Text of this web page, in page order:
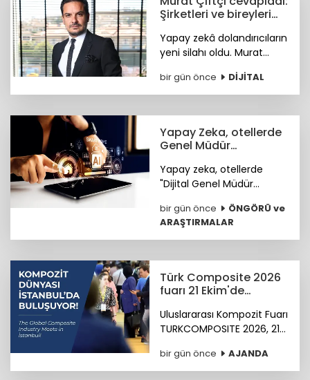
Şirketleri ve bireyleri
neler?
Yapay zekâ dolandırıcıların
yeni silahı oldu. Murat
bekleyen siber riskler
neler? sorusunu cevapladı.
bir gün önce DİJİTAL
Yapay Zeka, otellerde
Genel Müdür
hazırlanıyor
Yapay zeka, otellerde
"Dijital Genel Müdür
hazırlanıyor.
bir gün önce
ÖNGÖRÜ ve
ARAŞTIRMALAR
Türk Composite 2026
fuarı 21 Ekim'de
Uluslararası Kompozit Fuarı
TURKCOMPOSITE 2026, 21-
İstanbul Fuar Merkezi’nde
düzenlenecek.
bir gün önce AJANDA